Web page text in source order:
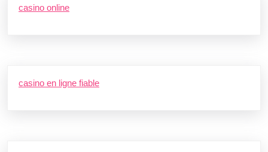
casino online
casino en ligne fiable